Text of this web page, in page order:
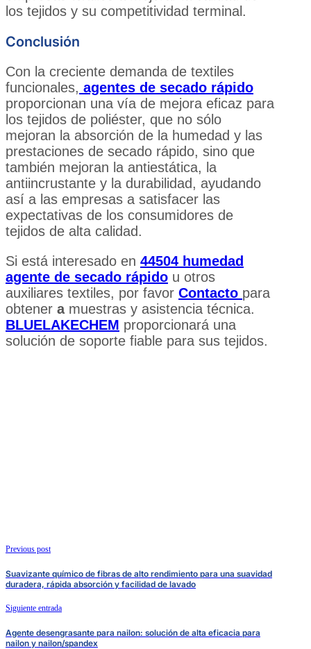
los tejidos y su competitividad terminal.
Conclusión
Con la creciente demanda de textiles
funcionales, agentes de secado rápido
proporcionan una vía de mejora eficaz para
los tejidos de poliéster, que no sólo
mejoran la absorción de la humedad y las
prestaciones de secado rápido, sino que
también mejoran la antiestática, la
antiincrustante y la durabilidad, ayudando
así a las empresas a satisfacer las
expectativas de los consumidores de
tejidos de alta calidad.
Si está interesado en 44504 humedad
agente de secado rápido u otros
auxiliares textiles, por favor Contacto para
obtener a muestras y asistencia técnica.
BLUELAKECHEM proporcionará una
solución de soporte fiable para sus tejidos.
Previous post
Suavizante químico de fibras de alto rendimiento para una suavidad
duradera, rápida absorción y facilidad de lavado
Siguiente entrada
Agente desengrasante para nailon: solución de alta eficacia para
nailon y nailon/spandex